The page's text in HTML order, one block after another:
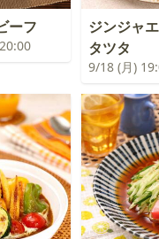
ーフ
ジンジャ
タツタ
9/18 (月)